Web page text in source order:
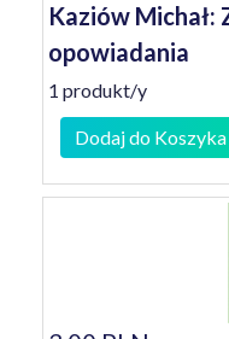
Kaziów Michał:
opowiadania
1 produkt/y
Dodaj do Koszyka